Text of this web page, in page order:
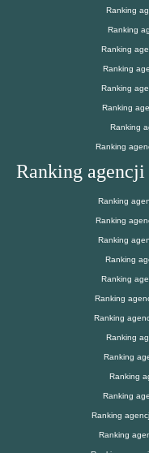
Ranking
Ranking
Ranking
Ranking
Ranking
Ranking
Ranking
Ranking
Ranking
Ranking
Ranking
Ranking
Ranking
Ranking
Ranking
Ranking
Ranking
Ranking
Ranking
Ranking
Ranking
Ranking